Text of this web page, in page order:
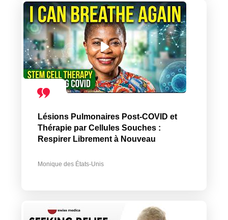
Lésions Pulmonaires Post-COVID et
Thérapie par Cellules Souches :
Respirer Librement à Nouveau
Monique des États-Unis